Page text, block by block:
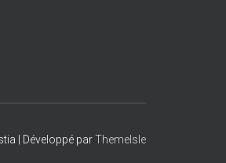
| Développé parThemeIsle